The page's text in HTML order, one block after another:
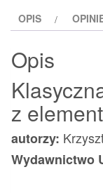
locji
OPIS
Opis
z
autorzy:
Wydawnictwo